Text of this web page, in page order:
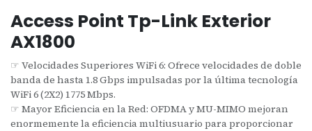
Access Point Tp-Link Exterior
AX1800
☞ Velocidades Superiores WiFi 6: Ofrece velocidades de doble
banda de hasta 1.8 Gbps impulsadas por la última tecnología
WiFi 6 (2X2) 1775 Mbps.
☞ Mayor Eficiencia en la Red: OFDMA y MU-MIMO mejoran
enormemente la eficiencia multiusuario para proporcionar